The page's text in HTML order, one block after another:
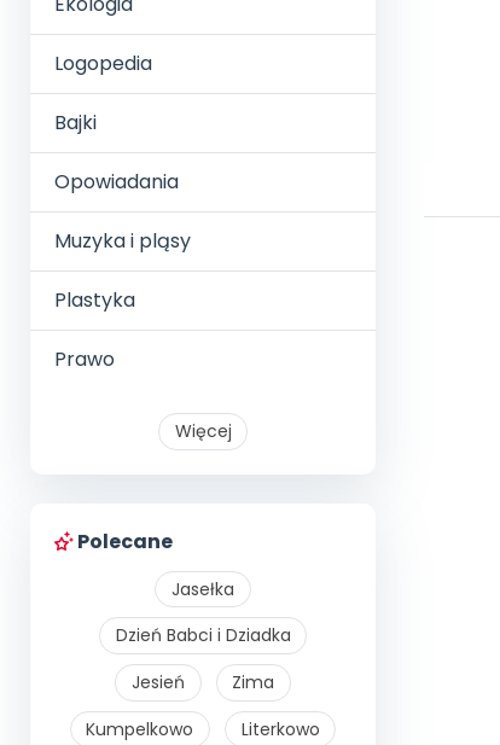
Logopedia
Bajki
Opowiadania
Muzyka i pląsy
Plastyka
Prawo
Więcej
Polecane
Jasełka
Dzień Babci i Dziadka
Jesień
Zima
Kumpelkowo
Literkowo